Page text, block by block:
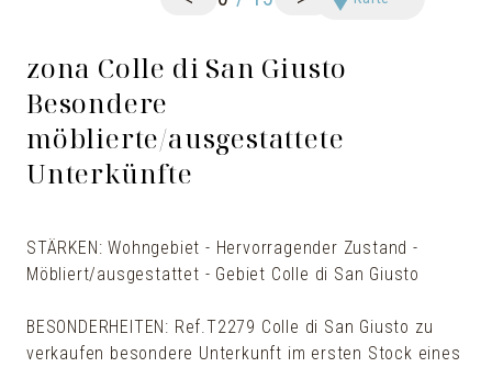
zona Colle di San Giusto
Besondere
möblierte/ausgestattete
Unterkünfte
STÄRKEN: Wohngebiet - Hervorragender Zustand -
Möbliert/ausgestattet - Gebiet Colle di San Giusto
BESONDERHEITEN: Ref.T2279 Colle di San Giusto zu
verkaufen besondere Unterkunft im ersten Stock eines